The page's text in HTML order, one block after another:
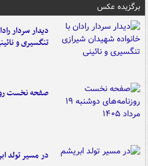
برگزیده عکس
دیدار سردار
تنگسیری و
صفحه نخست
در مسیر تولد